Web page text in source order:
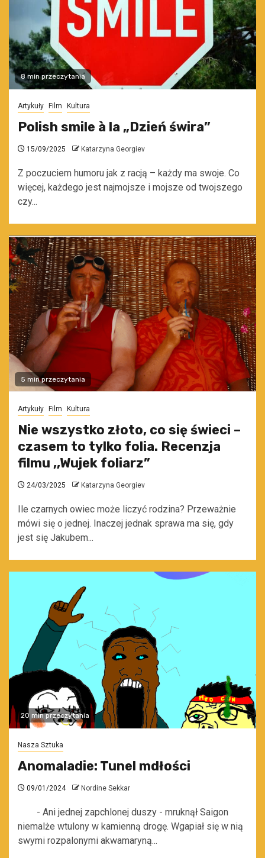
8 min przeczytania
Artykuły Film Kultura
Polish smile à la „Dzień świra”
15/09/2025 Katarzyna Georgiev
Z poczuciem humoru jak z racją – każdy ma swoje. Co
więcej, każdego jest najmojsze i mojsze od twojszego
czy...
5 min przeczytania
Artykuły Film Kultura
Nie wszystko złoto, co się świeci –
czasem to tylko folia. Recenzja
filmu ,,Wujek foliarz”
24/03/2025 Katarzyna Georgiev
Ile czarnych owiec może liczyć rodzina? Przeważnie
mówi się o jednej. Inaczej jednak sprawa ma się, gdy
jest się Jakubem...
20 min przeczytania
Nasza Sztuka
Anomaladie: Tunel mdłości
09/01/2024 Nordine Sekkar
- Ani jednej zapchlonej duszy - mruknął Saigon
niemalże wtulony w kamienną drogę. Wgapiał się w nią
swymi rozpalonymi akwamaryną...